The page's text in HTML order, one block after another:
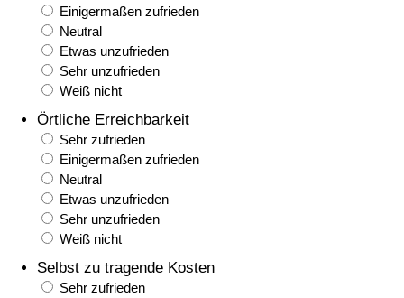
Einigermaßen zufrieden
Neutral
Etwas unzufrieden
Sehr unzufrieden
Weiß nicht
Örtliche Erreichbarkeit
Sehr zufrieden
Einigermaßen zufrieden
Neutral
Etwas unzufrieden
Sehr unzufrieden
Weiß nicht
Selbst zu tragende Kosten
Sehr zufrieden